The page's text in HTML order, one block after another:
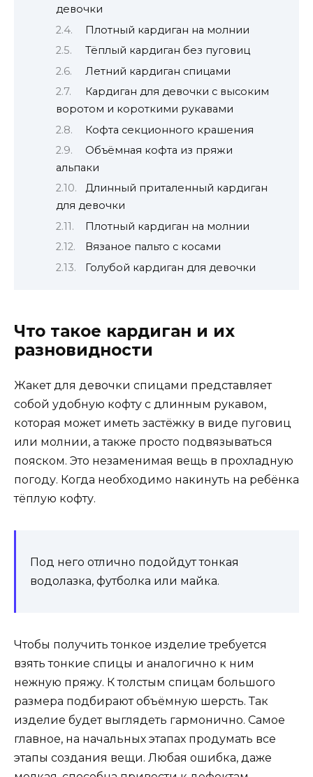
девочки
Плотный кардиган на молнии
Тёплый кардиган без пуговиц
Летний кардиган спицами
Кардиган для девочки с высоким
воротом и короткими рукавами
Кофта секционного крашения
Объёмная кофта из пряжи
альпаки
Длинный приталенный кардиган
для девочки
Плотный кардиган на молнии
Вязаное пальто с косами
Голубой кардиган для девочки
Что такое кардиган и их
разновидности
Жакет для девочки спицами представляет
собой удобную кофту с длинным рукавом,
которая может иметь застёжку в виде пуговиц
или молнии, а также просто подвязываться
пояском. Это незаменимая вещь в прохладную
погоду. Когда необходимо накинуть на ребёнка
тёплую кофту.
Под него отлично подойдут тонкая
водолазка, футболка или майка.
Чтобы получить тонкое изделие требуется
взять тонкие спицы и аналогично к ним
нежную пряжу. К толстым спицам большого
размера подбирают объёмную шерсть. Так
изделие будет выглядеть гармонично. Самое
главное, на начальных этапах продумать все
этапы создания вещи. Любая ошибка, даже